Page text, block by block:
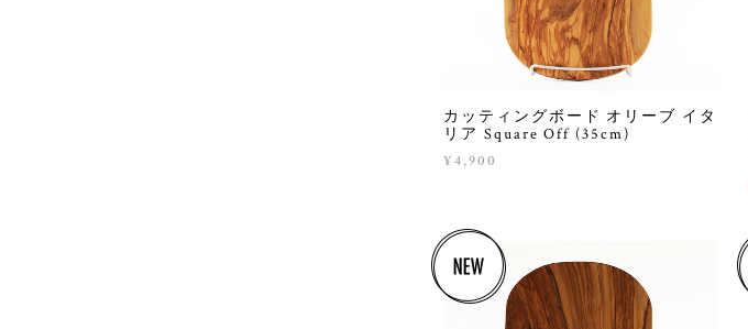
カッティングボード オリーブ イタ
リア Square Off (35cm)
¥4,900